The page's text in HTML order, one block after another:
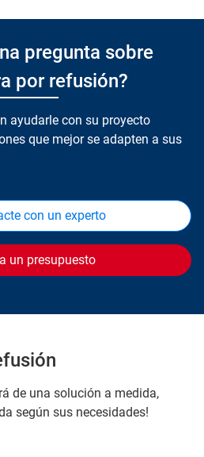
pregunta sobre
por refusión?
ayudarle con su proyecto
que mejor se adapten a sus
con un experto
un presupuesto
de una solución a medida,
según sus necesidades!